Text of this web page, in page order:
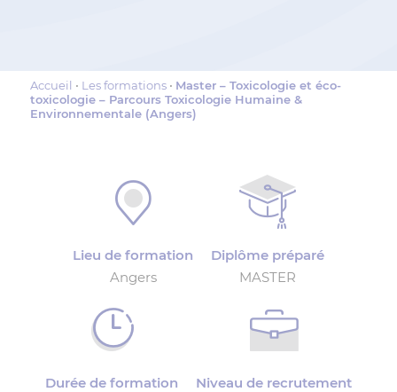
Accueil Les formations
Master – Toxicologie et éco-
toxicologie – Parcours Toxicologie Humaine &
Environnementale (Angers)
Lieu de formation
Angers
Diplôme préparé
MASTER
Durée de formation
Niveau de recrutement